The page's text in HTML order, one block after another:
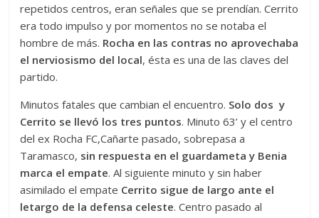
repetidos centros, eran señales que se prendían. Cerrito
era todo impulso y por momentos no se notaba el
hombre de más. Rocha en las contras no aprovechaba
el nerviosismo del local, ésta es una de las claves del
partido.
Minutos fatales que cambian el encuentro. Solo dos y
Cerrito se llevó los tres puntos. Minuto 63’ y el centro
del ex Rocha FC,Cañarte pasado, sobrepasa a
Taramasco, sin respuesta en el guardameta y Benia
marca el empate. Al siguiente minuto y sin haber
asimilado el empate Cerrito sigue de largo ante el
letargo de la defensa celeste. Centro pasado al